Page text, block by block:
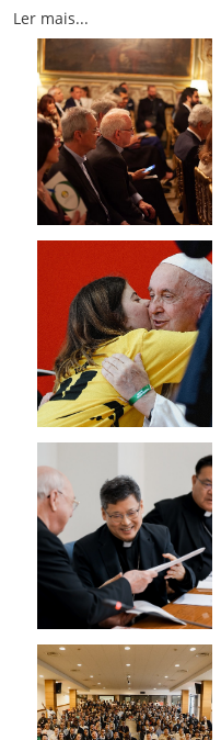
Ler mais...